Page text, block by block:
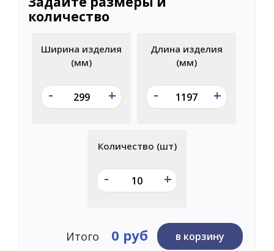
количество
Ширина изделия
(мм)
- +
Длина изделия
(мм)
- +
Количество (шт)
- +
Итого 0 руб в корзину